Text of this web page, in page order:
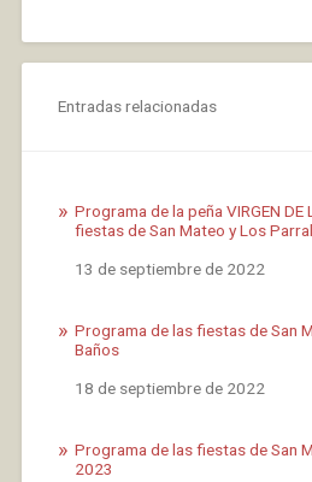
Entradas relacionadas
Programa de la peña VIRGEN DE
fiestas de San Mateo y Los
Fecha
13 de septiembre de 2022
Programa de las fiestas de San
Baños
Fecha
18 de septiembre de 2022
Programa de las fiestas de San
2023